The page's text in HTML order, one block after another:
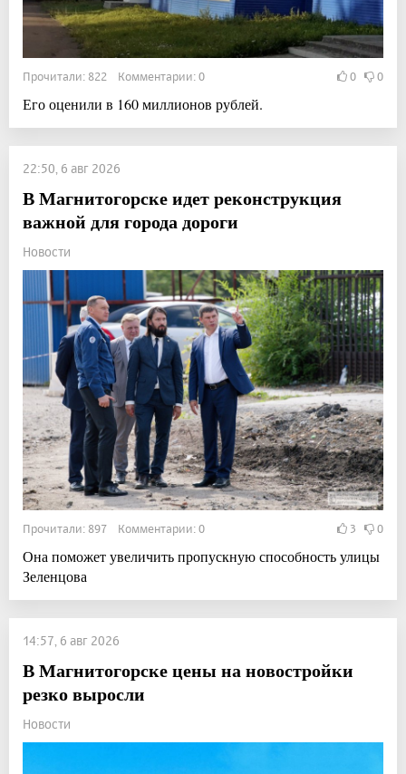
Прочитали: 822 Комментарии: 0 0 0
Его оценили в 160 миллионов рублей.
22:50, 6 авг 2026
В Магнитогорске идет реконструкция
важной для города дороги
Новости
Прочитали: 897 Комментарии: 0 3 0
Она поможет увеличить пропускную способность улицы
Зеленцова
14:57, 6 авг 2026
В Магнитогорске цены на новостройки
резко выросли
Новости